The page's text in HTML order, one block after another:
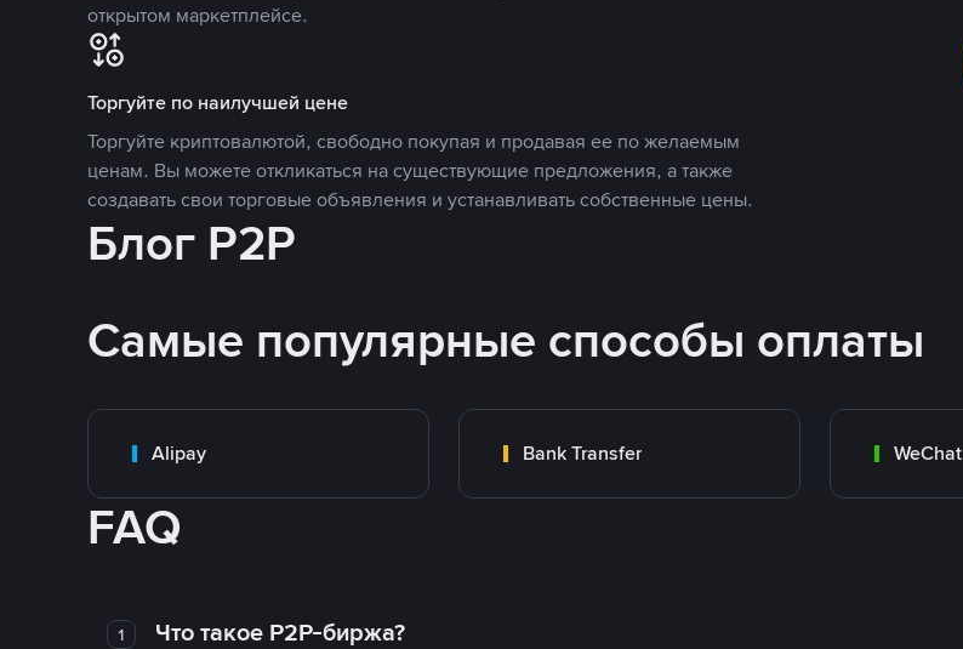
открытом маркетплейсе.
Торгуйте по наилучшей цене
Торгуйте криптовалютой, свободно покупая и продавая ее по желаемым
ценам. Вы можете откликаться на существующие предложения, а также
создавать свои торговые объявления и устанавливать собственные цены.
Блог P2P
Самые популярные способы оплаты
Alipay Bank Transfer WeChat
FAQ
1 Что такое P2P-биржа?